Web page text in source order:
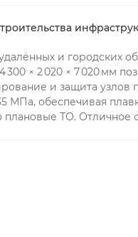
и городских
× 2 020 × 7 020 мм
и защита узлов
МПа, обеспечивая
ТО. Отличное